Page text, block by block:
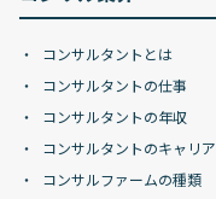
コンサルタントとは
コンサルタントの仕事
コンサルタントの年収
コンサルタントのキャリア
コンサルファームの種類